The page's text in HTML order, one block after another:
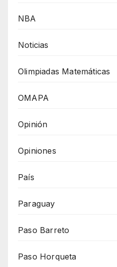
NBA
Noticias
Olimpiadas Matemáticas
OMAPA
Opinión
Opiniones
País
Paraguay
Paso Barreto
Paso Horqueta